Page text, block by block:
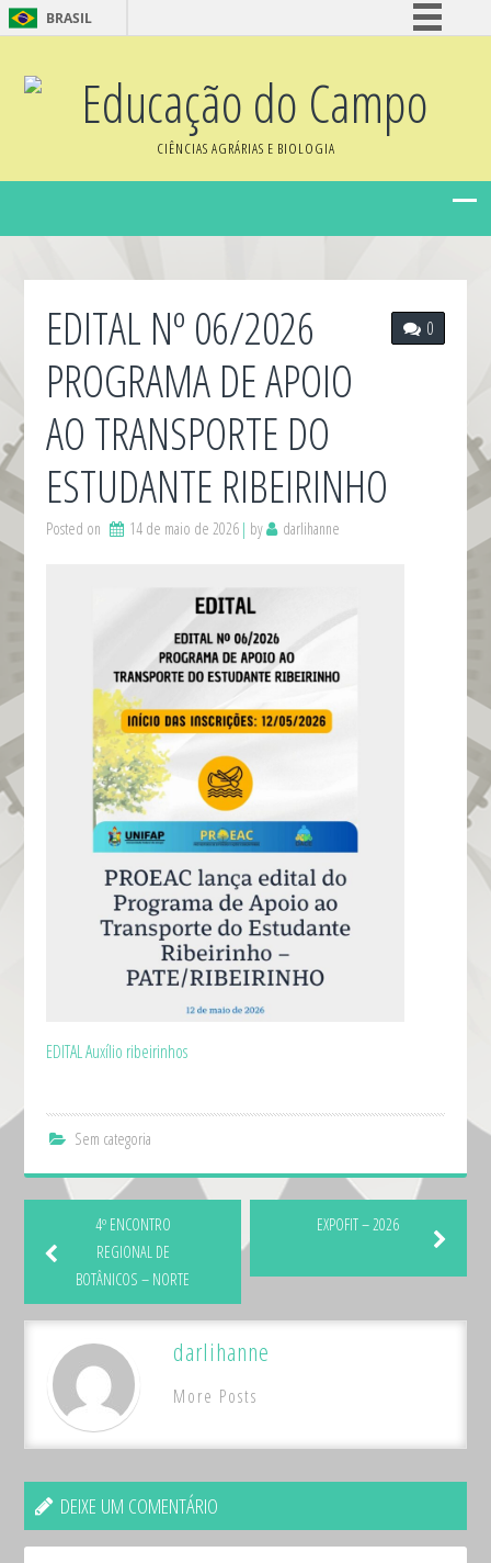
BRASIL
Comunica BR
Participe
Acesso à informação
Educação do Campo
CIÊNCIAS AGRÁRIAS E BIOLOGIA
0
EDITAL Nº 06/2026
PROGRAMA DE APOIO
AO TRANSPORTE DO
ESTUDANTE RIBEIRINHO
Posted on 14 de maio de 2026 by darlihanne
EDITAL Auxílio ribeirinhos
Sem categoria
4º ENCONTRO
REGIONAL DE
BOTÂNICOS – NORTE
EXPOFIT – 2026
darlihanne
More Posts
DEIXE UM COMENTÁRIO